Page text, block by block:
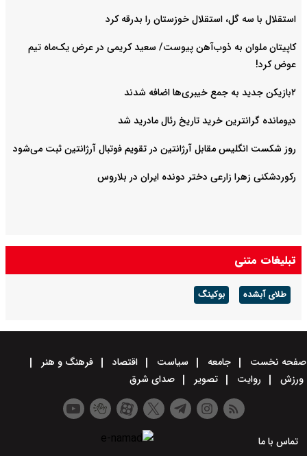
استقلال با سه گل، استقلال خوزستان را بدرقه کرد
کاپیتان ملوان به ذوب‌آهن پیوست/ سعید کریمی در عرض یک‌ماه تیم
عوض کرد!
۲بازیکن جدید به جمع خیبری‌ها اضافه شدند
دیومانده گرانترین خرید تاریخ رئال مادرید شد
روز شکست انگلیس مقابل آرژانتین در تقویم فوتبال آرژانتین ثبت می‌شود
رکوردشکنی زهرا زارعی دختر دونده ایران در بلاروس
تبلیغات متنی
طلای آبشده بوکینگ
صفحه نخست جامعه سیاست اقتصاد
فرهنگ و هنر
ورزش
روایت تصویر صدای شرق
تماس با ما